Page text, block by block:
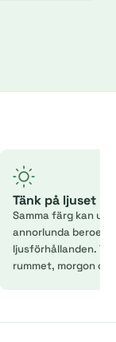
Tänk på ljuset
Samma färg kan
annorlunda
ljusförhållanden.
rummet, morgon